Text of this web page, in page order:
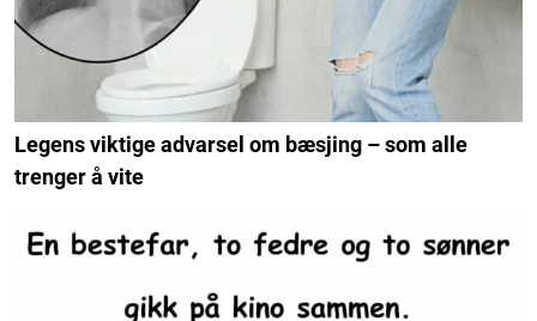
Legens viktige advarsel om bæsjing – som alle
trenger å vite